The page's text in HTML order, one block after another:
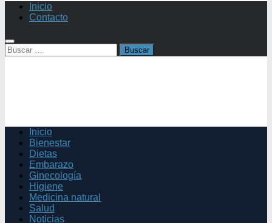
Inicio
Contacto
Buscar:
Inicio
Bienestar
Dietas
Embarazo
Ginecología
Higiene
Medicina natural
Salud
Noticias